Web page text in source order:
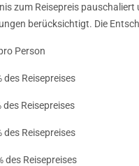
zum Reisepreis
berücksichtigt. Die
Person
des Reisepreises
Reisepreises
des Reisepreises
des Reisepreises